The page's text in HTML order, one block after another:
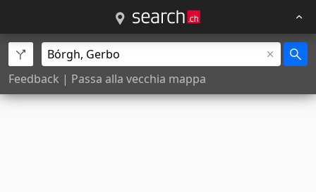
Feedback | Passa alla vecchia mappa